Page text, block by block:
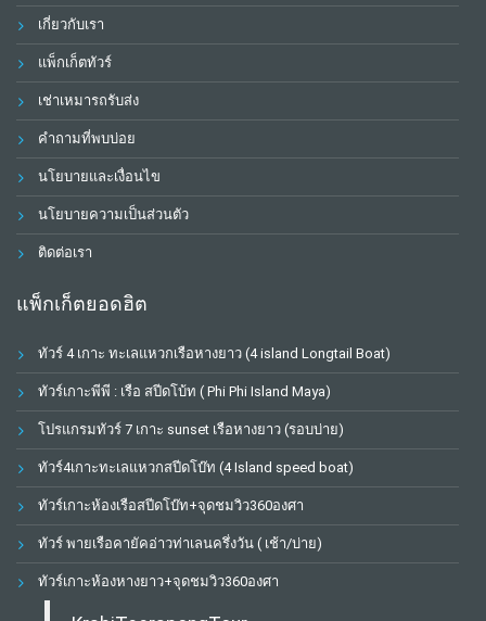
เกี่ยวกับเรา
แพ็กเก็ตทัวร์
เช่าเหมารถรับส่ง
คำถามที่พบบ่อย
นโยบายและเงื่อนไข
นโยบายความเป็นส่วนตัว
ติดต่อเรา
แพ็กเก็ตยอดฮิต
ทัวร์ 4 เกาะ ทะเลแหวกเรือหางยาว (4 island Longtail Boat)
ทัวร์เกาะพีพี : เรือ สปีดโบ้ท ( Phi Phi Island Maya)
โปรแกรมทัวร์ 7 เกาะ sunset เรือหางยาว (รอบบ่าย)
ทัวร์4เกาะทะเลแหวกสปีดโบ๊ท (4 Island speed boat)
ทัวร์เกาะห้องเรือสปีดโบ๊ท+จุดชมวิว360องศา
ทัวร์ พายเรือคายัคอ่าวท่าเลนครึ่งวัน ( เช้า/บ่าย)
ทัวร์เกาะห้องหางยาว+จุดชมวิว360องศา